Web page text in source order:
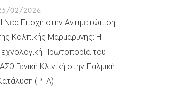
02/2026
Νέα Εποχή στην Αντιμετώπιση
Κολπικής Μαρμαρυγής: Η
Πρωτοπορία του
Γενική Κλινική στην Παλμική
(PFA)